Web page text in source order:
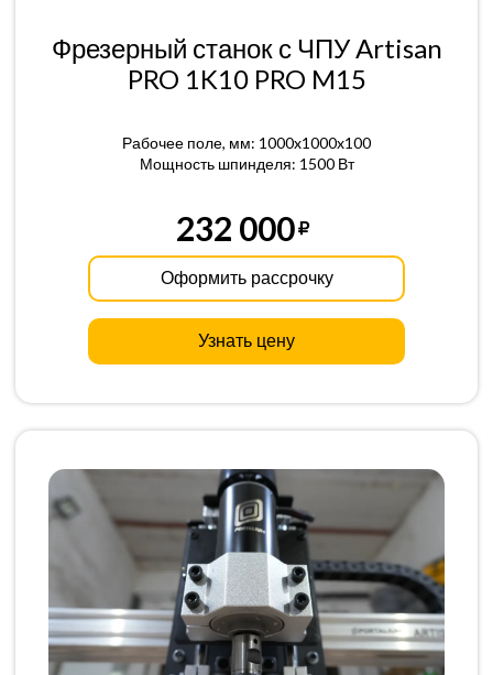
Фрезерный станок с ЧПУ Artisan
PRO 1K10 PRO M15
Рабочее поле, мм: 1000x1000x100
Мощность шпинделя: 1500 Вт
232 000
Оформить рассрочку
Узнать цену